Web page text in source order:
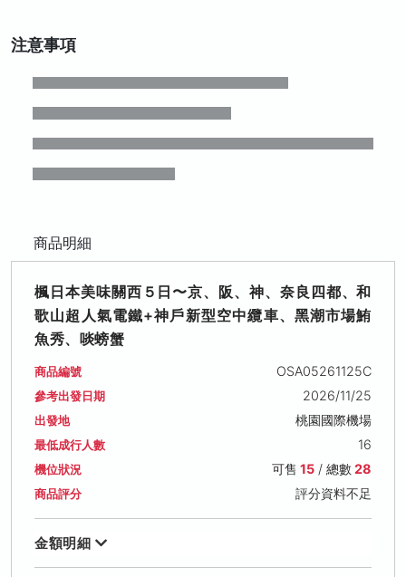
注意事項
商品明細
楓日本美味關西５日〜京、阪、神、奈良四都、和
歌山超人氣電鐵+神戶新型空中纜車、黑潮市場鮪
魚秀、啖螃蟹
商品編號 OSA05261125C
參考出發日期 2026/11/25
出發地 桃園國際機場
最低成行人數 16
機位狀況 可售 15/ 總數28
商品評分 評分資料不足
金額明細